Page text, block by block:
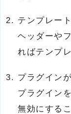
テンプレー
ヘッダーや
ればテンプ
プラグイン
プラグイン
無効にする